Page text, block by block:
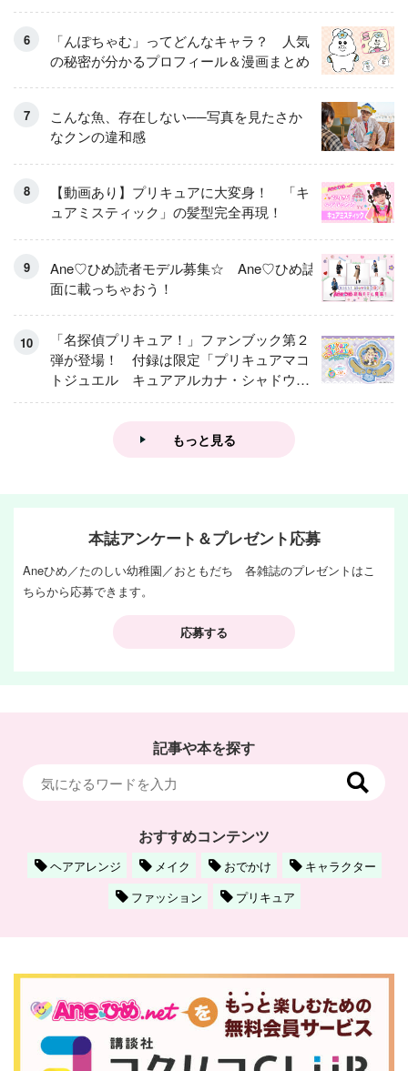
「んぽちゃむ」ってどんなキャラ？ 人気
の秘密が分かるプロフィール＆漫画まとめ
こんな魚、存在しない──写真を見たさか
なクンの違和感
【動画あり】プリキュアに大変身！ 「キ
ュアミスティック」の髪型完全再現！
Ane♡ひめ読者モデル募集☆ Ane♡ひめ誌
面に載っちゃおう！
「名探偵プリキュア！」ファンブック第２
弾が登場！ 付録は限定「プリキュアマコ
トジュエル キュアアルカナ・シャドウ
アイスver.」 キュアエクレールを大特
もっと見る
本誌アンケート＆プレゼント応募
Aneひめ／たのしい幼稚園／おともだち 各雑誌のプレゼントはこ
ちらから応募できます。
応募する
記事や本を探す
おすすめコンテンツ
ヘアアレンジ メイク おでかけ
キャラクター
ファッション
プリキュア